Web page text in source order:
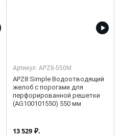
Артикул: APZ8-550M
APZ8 Simple Водоотводящий
желоб с порогами для
перфорированной решетки
(AG100101550) 550 мм
13 529 ₽.